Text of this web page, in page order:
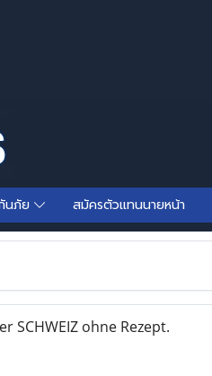
นภัย สมัครตัวแทนนายหน้า
SCHWEIZ ohne Rezept.